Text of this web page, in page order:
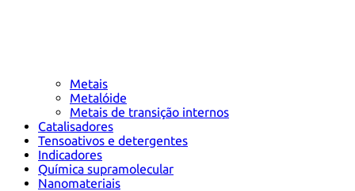
Metais
Metalóide
Metais de transição internos
Catalisadores
Tensoativos e detergentes
Indicadores
Química supramolecular
Nanomateriais